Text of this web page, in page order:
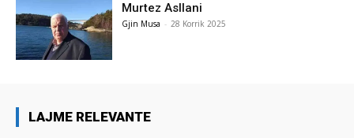
Murtez Asllani
Gjin Musa - 28 Korrik 2025
LAJME RELEVANTE